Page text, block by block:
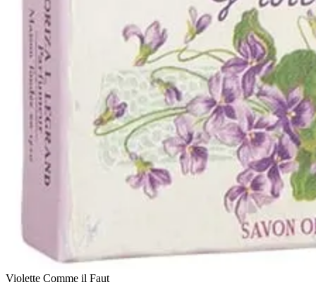
Violette Comme il Faut